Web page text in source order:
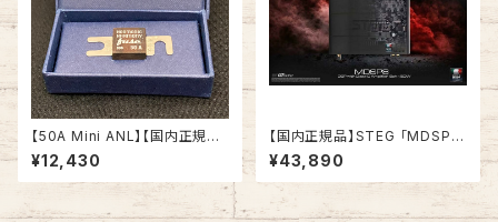
【50A Mini ANL】【国内正規品】
Harmonic Harmony ハイエン
ドMini ANLヒューズ
¥12,430
【国内正規品】STEG 「MDSP
8」 6chアンプ内蔵8chDSP(デ
ジタルシグナルプロセッサー)
¥43,890